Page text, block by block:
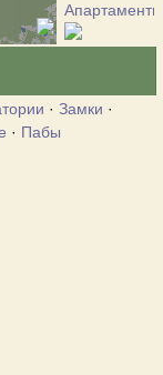
Апартаменты
· Замки ·
· Пабы